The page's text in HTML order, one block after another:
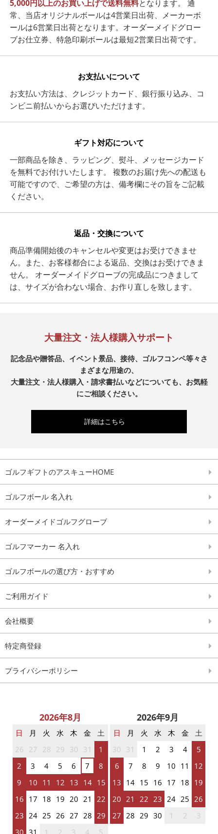
5,000円以上のお買い上げで送料無料となります。 通
常、当店オリジナルボールは4営業日出荷、メーカーボ
ールは6営業日出荷となります。オーダーメイドグロー
ブお仕立券、特急印刷ボールは最短2営業日出荷です。
お支払いについて
お支払い方法は、クレジットカード、銀行振り込み、コ
ンビニ前払いからお選びいただけます。
ギフト対応について
一部商品を除き、ラッピング、熨斗、メッセージカード
を無料でお付けいたします。 複数のお届け先への配送も
可能ですので、ご希望の方は、備考欄にその旨をご記載
ください。
返品・交換について
商品準備開始後のキャンセルや変更はお受けできませ
ん。また、お客様都合による返品、交換はお受けできま
せん。 オーダーメイドグローブの完成品につきまして
は、サイズが合わない場合、お作り直しを致します。
大量注文・法人様購入サポート
記念品や贈答品、イベント景品、接待、ゴルフコンペ等々さ
まざまな用途の、
大量注文・法人様購入・請求書払いなどについても、お気軽
にご相談ください。
詳細はこちら
ゴルフギフトのアスキューHOME
ゴルフボール 名入れ
オーダーメイドゴルフグローブ
ゴルフマーカー 名入れ
ゴルフボールの選び方・おすすめ
ご利用ガイド
会社概要
特定商登録
プライバシーポリシー
2026年8月
日 月 火 水 木 金
土
26 27 28 29 30 31
1
2
3 4 5 6 7
8
9
10 11 12 13 14 15
16 17 18 19 20 21
22
23 24 25 26 27 28 29
2026年9月
日 月 火 水 木 金
土
30 31 1 2 3 4
5
6
7 8 9 10 11
12
13 14 15 16 17 18 19
20 21 22 23 24 25 26
27 28 29 30 1 2 3